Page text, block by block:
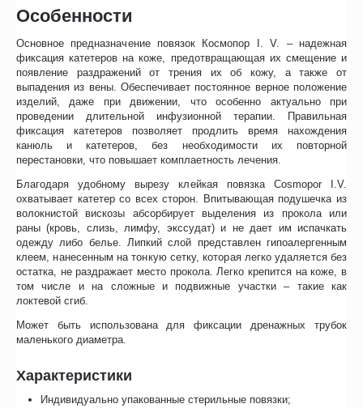
Особенности
Основное предназначение повязок Космопор I. V. – надежная
фиксация катетеров на коже, предотвращающая их смещение и
появление раздражений от трения их об кожу, а также от
выпадения из вены. Обеспечивает постоянное верное положение
изделий, даже при движении, что особенно актуально при
проведении длительной инфузионной терапии. Правильная
фиксация катетеров позволяет продлить время нахождения
канюль и катетеров, без необходимости их повторной
перестановки, что повышает комплаетность лечения.
Благодаря удобному вырезу клейкая повязка Cosmopor I.V.
охватывает катетер со всех сторон. Впитывающая подушечка из
волокнистой вискозы абсорбирует выделения из прокола или
раны (кровь, слизь, лимфу, экссудат) и не дает им испачкать
одежду либо белье. Липкий слой представлен гипоалергенным
клеем, нанесенным на тонкую сетку, которая легко удаляется без
остатка, не раздражает место прокола. Легко крепится на коже, в
том числе и на сложные и подвижные участки – такие как
локтевой сгиб.
Может быть использована для фиксации дренажных трубок
маленького диаметра.
Характеристики
Индивидуально упакованные стерильные повязки;